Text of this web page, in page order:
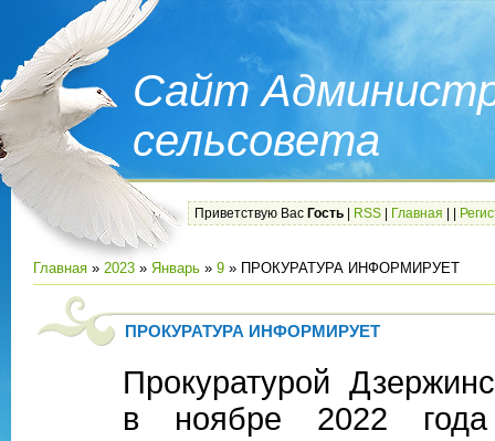
Сайт
сельсовета
Приветствую Вас Гость RSS Главная
Главная » 2023 » Январь » 9 » ПРОКУРАТУРА ИНФОРМИРУЕТ
ПРОКУРАТУРА ИНФОРМИРУЕТ
Прокуратурой
в ноябре 2022 года